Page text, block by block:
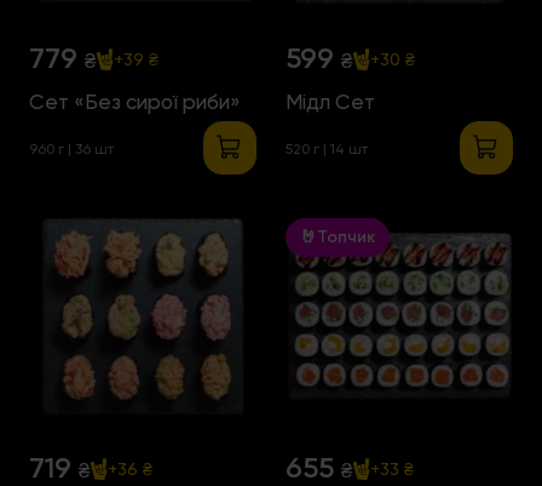
779 ₴ +39 ₴
Сет «Без сирої риби»
960 г | 36 шт
599 ₴ +30 ₴
Мідл Сет
520 г | 14 шт
719 ₴ +36 ₴
🤘Топчик
655 ₴ +33 ₴